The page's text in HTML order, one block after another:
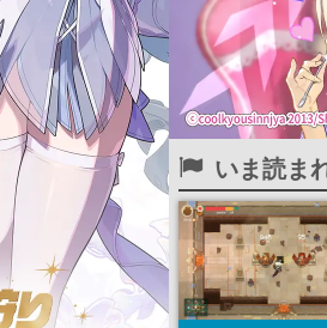
いま読ま